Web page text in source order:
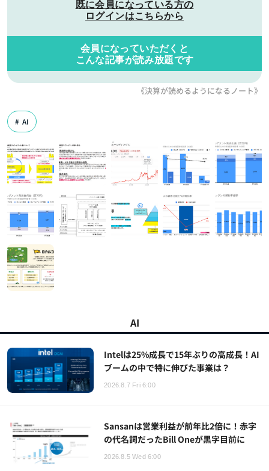
既に会員になっている方の
ログインはこちらから
会員になっていただくと
こんな記事が読み放題です
《決算が読めるようになるノート》
AI
AI
Intelは25%成長で15年ぶりの高成長！AI
ブームの中で特に伸びた事業は？
2026.8.7 Fri 6:00
Sansanは営業利益が前年比2倍に！赤字
の代名詞だったBill Oneが黒字目前に
2026.8.5 Wed 6:00